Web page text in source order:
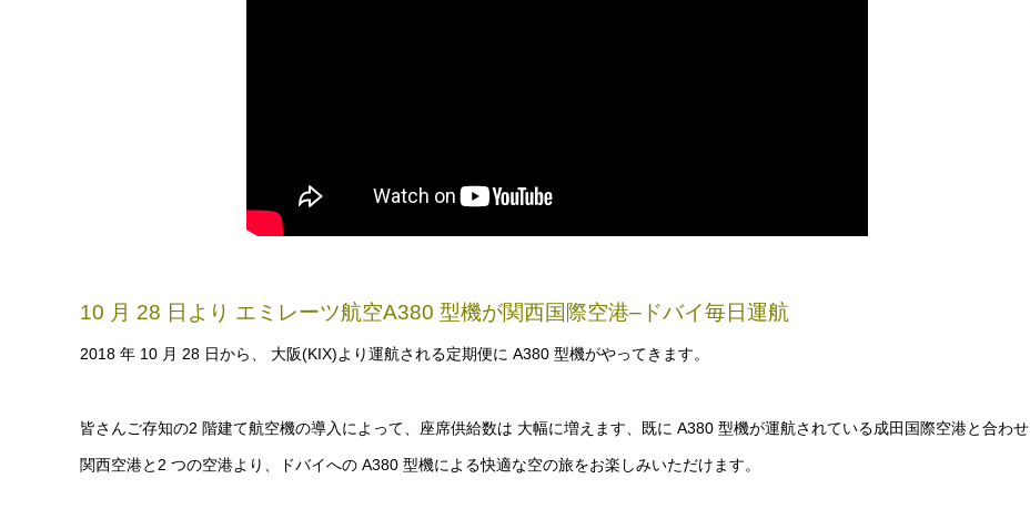
10 月 28 日より エミレーツ航空A380 型機が関西国際空港–ドバイ毎日運航
2018 年 10 月 28 日から、 大阪(KIX)より運航される定期便に A380 型機がやってきます。
皆さんご存知の2 階建て航空機の導入によって、座席供給数は 大幅に増えます、既に A380 型機が運航されている成田国際空港と合わせ
関西空港と2 つの空港より、ドバイへの A380 型機による快適な空の旅をお楽しみいただけます。